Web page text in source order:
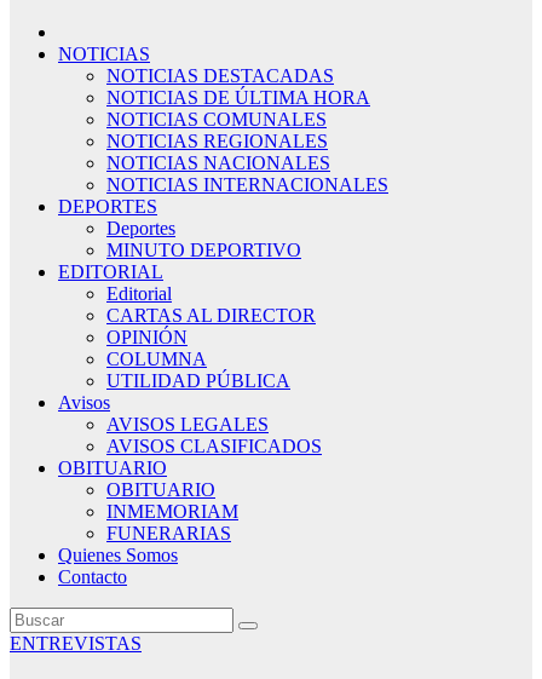
NOTICIAS
NOTICIAS DESTACADAS
NOTICIAS DE ÚLTIMA HORA
NOTICIAS COMUNALES
NOTICIAS REGIONALES
NOTICIAS NACIONALES
NOTICIAS INTERNACIONALES
DEPORTES
Deportes
MINUTO DEPORTIVO
EDITORIAL
Editorial
CARTAS AL DIRECTOR
OPINIÓN
COLUMNA
UTILIDAD PÚBLICA
Avisos
AVISOS LEGALES
AVISOS CLASIFICADOS
OBITUARIO
OBITUARIO
INMEMORIAM
FUNERARIAS
Quienes Somos
Contacto
ENTREVISTAS